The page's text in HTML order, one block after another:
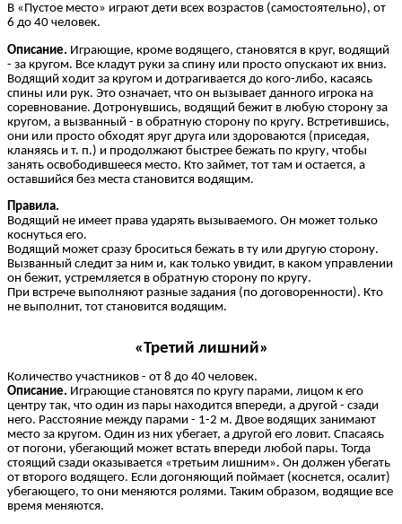
В «Пустое место» играют дети всех возрастов (самостоятельно), от
6 до 40 человек.
Описание. Играющие, кроме водящего, становятся в круг, водящий
- за кругом. Все кладут руки за спину или просто опускают их вниз.
Водящий ходит за кругом и дотрагивается до кого-либо, касаясь
спины или рук. Это означает, что он вызывает данного игрока на
соревнование. Дотронувшись, водящий бежит в любую сторону за
кругом, а вызванный - в обратную сторону по кругу. Встретившись,
они или просто обходят яруг друга или здороваются (приседая,
кланяясь и т. п.) и продолжают быстрее бежать по кругу, чтобы
занять освободившееся место. Кто займет, тот там и остается, а
оставшийся без места становится водящим.
Правила.
Водящий не имеет права ударять вызываемого. Он может только
коснуться его.
Водящий может сразу броситься бежать в ту или другую сторону.
Вызванный следит за ним и, как только увидит, в каком управлении
он бежит, устремляется в обратную сторону по кругу.
При встрече выполняют разные задания (по договоренности). Кто
не выполнит, тот становится водящим.
«Третий лишний»
Количество участников - от 8 до 40 человек.
Описание. Играющие становятся по кругу парами, лицом к его
центру так, что один из пары находится впереди, а другой - сзади
него. Расстояние между парами - 1-2 м. Двое водящих занимают
место за кругом. Один из них убегает, а другой его ловит. Спасаясь
от погони, убегающий может встать впереди любой пары. Тогда
стоящий сзади оказывается «третьим лишним». Он должен убегать
от второго водящего. Если догоняющий поймает (коснется, осалит)
убегающего, то они меняются ролями. Таким образом, водящие все
время меняются.